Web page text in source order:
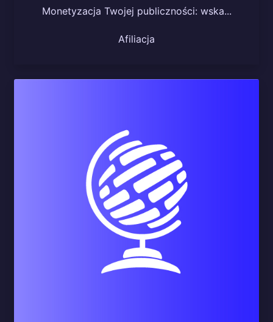
Monetyzacja Twojej publiczności: wska...
Afiliacja